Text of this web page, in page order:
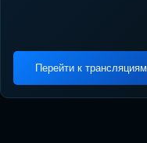
Перейти к трансляциям